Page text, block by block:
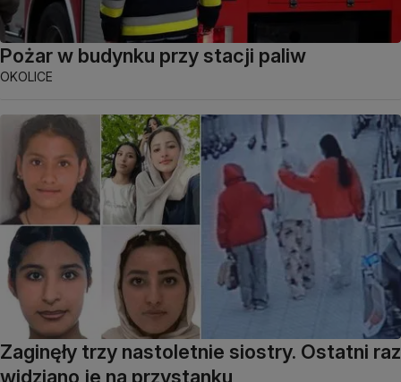
Pożar w budynku przy stacji paliw
OKOLICE
Zaginęły trzy nastoletnie siostry. Ostatni raz
widziano je na przystanku